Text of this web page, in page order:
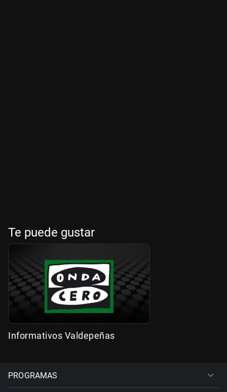
Te puede gustar
Informativos Valdepeñas
PROGRAMAS